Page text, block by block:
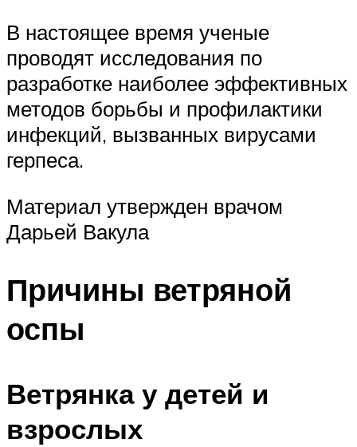
В настоящее время ученые
проводят исследования по
разработке наиболее эффективных
методов борьбы и профилактики
инфекций, вызванных вирусами
герпеса.
Материал утвержден врачом
Дарьей Вакула
Причины ветряной
оспы
Ветрянка у детей и
взрослых